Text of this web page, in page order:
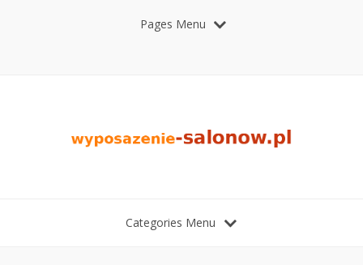
Pages Menu
Categories Menu